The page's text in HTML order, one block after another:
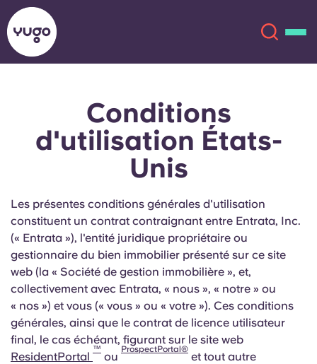
Lieux
Compte Langue
English (GB)
Sélectionnez un pays
Sélectionnez une ville
Réservez maintenant
English (GB)
English (US)
Català Deutsch
Portuguese
Conditions
d'utilisation États-
Unis
Les présentes conditions générales d'utilisation
constituent un contrat contraignant entre Entrata, Inc.
(« Entrata »), l'entité juridique propriétaire ou
gestionnaire du bien immobilier présenté sur ce site
web (la « Société de gestion immobilière », et,
collectivement avec Entrata, « nous », « notre » ou
« nos ») et vous (« vous » ou « votre »). Ces conditions
générales, ainsi que le contrat de licence utilisateur
final, le cas échéant, figurant sur le site web
ResidentPortal
™
ou
ProspectPortal®
et tout autre